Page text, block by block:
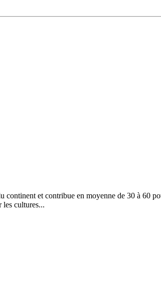
et contribue en moyenne de 30 à 60
les cultures...